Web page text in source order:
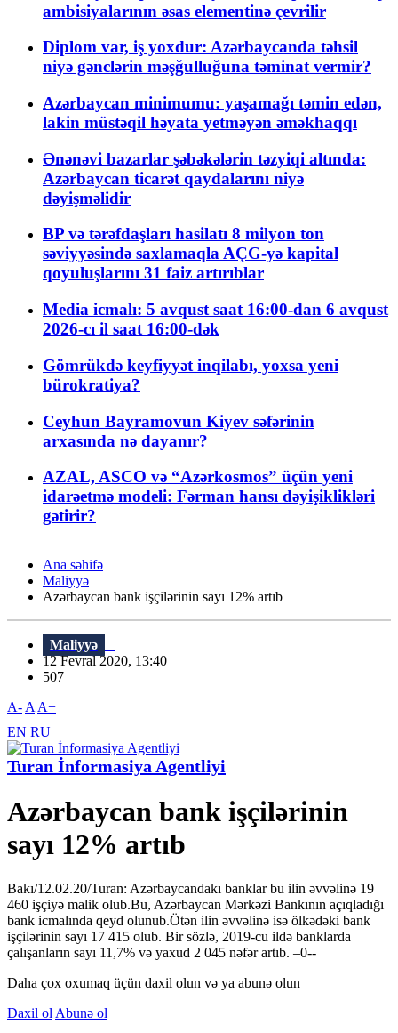
ambisiyalarının əsas elementinə çevrilir
Diplom var, iş yoxdur: Azərbaycanda təhsil
niyə gənclərin məşğulluğuna təminat vermir?
Azərbaycan minimumu: yaşamağı təmin edən,
lakin müstəqil həyata yetməyən əməkhaqqı
Ənənəvi bazarlar şəbəkələrin təzyiqi altında:
Azərbaycan ticarət qaydalarını niyə
dəyişməlidir
BP və tərəfdaşları hasilatı 8 milyon ton
səviyyəsində saxlamaqla AÇG-yə kapital
qoyuluşlarını 31 faiz artırıblar
Media icmalı: 5 avqust saat 16:00-dan 6 avqust
2026-cı il saat 16:00-dək
Gömrükdə keyfiyyət inqilabı, yoxsa yeni
bürokratiya?
Ceyhun Bayramovun Kiyev səfərinin
arxasında nə dayanır?
AZAL, ASCO və “Azərkosmos” üçün yeni
idarəetmə modeli: Fərman hansı dəyişiklikləri
gətirir?
Ana səhifə
Maliyyə
Azərbaycan bank işçilərinin sayı 12% artıb
Maliyyə
12 Fevral 2020, 13:40
507
A- A A+
EN RU
Turan İnformasiya Agentliyi
Azərbaycan bank işçilərinin
sayı 12% artıb
Bakı/12.02.20/Turan: Azərbaycandakı banklar bu ilin əvvəlinə 19
460 işçiyə malik olub.Bu, Azərbaycan Mərkəzi Bankının açıqladığı
bank icmalında qeyd olunub.Ötən ilin əvvəlinə isə ölkədəki bank
işçilərinin sayı 17 415 olub. Bir sözlə, 2019-cu ildə banklarda
çalışanların sayı 11,7% və yaxud 2 045 nəfər artıb. –0--
Daha çox oxumaq üçün daxil olun və ya abunə olun
Daxil ol Abunə ol